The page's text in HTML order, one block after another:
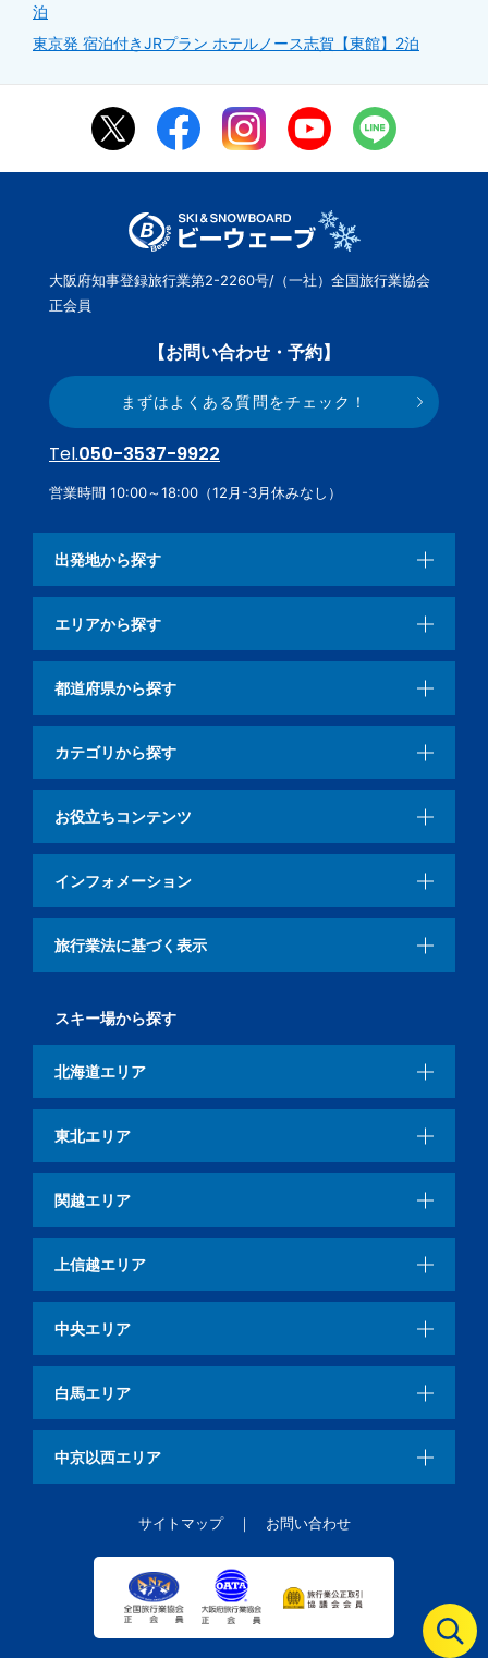
泊
東京発 宿泊付きJRプラン ホテルノース志賀【東館】2泊
大阪府知事登録旅行業第2-2260号/（一社）全国旅行業協会
正会員
【お問い合わせ・予約】
まずはよくある質問をチェック！
Tel.050-3537-9922
営業時間 10:00～18:00（12月-3月休みなし）
出発地から探す
エリアから探す
都道府県から探す
カテゴリから探す
お役立ちコンテンツ
インフォメーション
旅行業法に基づく表示
スキー場から探す
北海道エリア
東北エリア
関越エリア
上信越エリア
中央エリア
白馬エリア
中京以西エリア
サイトマップ お問い合わせ